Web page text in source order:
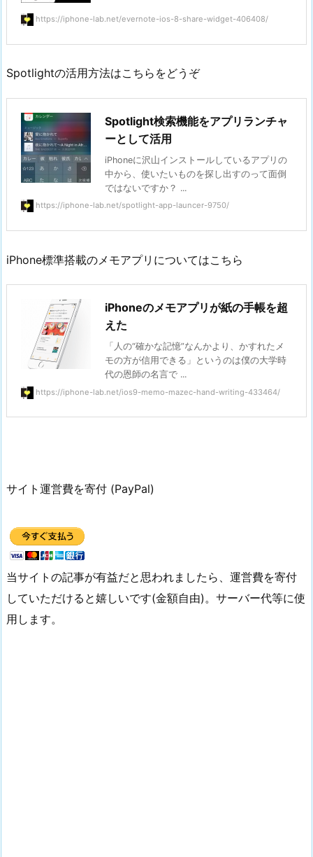
https://iphone-lab.net/evernote-ios-8-share-widget-406408/
Spotlightの活用方法はこちらをどうぞ
Spotlight検索機能をアプリランチャ
ーとして活用
iPhoneに沢山インストールしているアプリの
中から、使いたいものを探し出すのって面倒
ではないですか？ ...
https://iphone-lab.net/spotlight-app-launcer-9750/
iPhone標準搭載のメモアプリについてはこちら
iPhoneのメモアプリが紙の手帳を超
えた
「人の“確かな記憶”なんかより、かすれたメ
モの方が信用できる」というのは僕の大学時
代の恩師の名言で ...
https://iphone-lab.net/ios9-memo-mazec-hand-writing-433464/
サイト運営費を寄付 (PayPal)
当サイトの記事が有益だと思われましたら、運営費を寄付
していただけると嬉しいです(金額自由)。サーバー代等に使
用します。